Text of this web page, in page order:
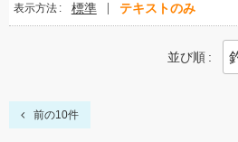
表示方法 標準 テキストのみ
並び順
前の10件